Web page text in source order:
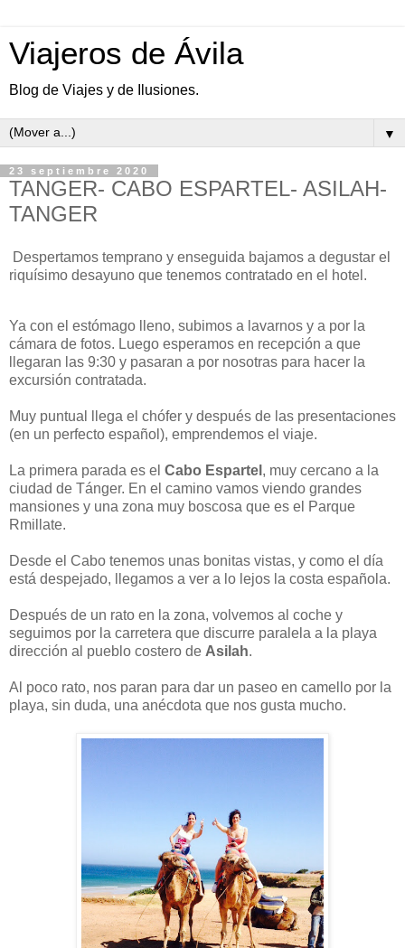
Viajeros de Ávila
Blog de Viajes y de Ilusiones.
▼
23 septiembre 2020
TANGER- CABO ESPARTEL- ASILAH-
TANGER
Despertamos temprano y enseguida bajamos a degustar el
riquísimo desayuno que tenemos contratado en el hotel.
Ya con el estómago lleno, subimos a lavarnos y a por la
cámara de fotos. Luego esperamos en recepción a que
llegaran las 9:30 y pasaran a por nosotras para hacer la
excursión contratada.
Muy puntual llega el chófer y después de las presentaciones
(en un perfecto español), emprendemos el viaje.
La primera parada es el Cabo Espartel , muy cercano a la
ciudad de Tánger. En el camino vamos viendo grandes
mansiones y una zona muy boscosa que es el Parque
Rmillate.
Desde el Cabo tenemos unas bonitas vistas, y como el día
está despejado, llegamos a ver a lo lejos la costa española.
Después de un rato en la zona, volvemos al coche y
seguimos por la carretera que discurre paralela a la playa
dirección al pueblo costero de Asilah.
Al poco rato, nos paran para dar un paseo en camello por la
playa, sin duda, una anécdota que nos gusta mucho.